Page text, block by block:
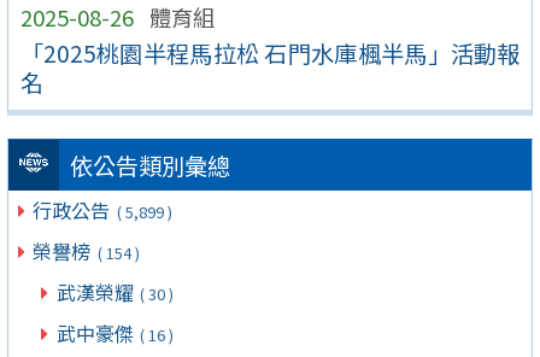
2025-08-26 體育組
「2025桃園半程馬拉松 石門水庫楓半馬」活動報
名
依公告類別彙總
行政公告 ( 5,899 )
榮譽榜 ( 154 )
武漢榮耀 ( 30 )
武中豪傑 ( 16 )